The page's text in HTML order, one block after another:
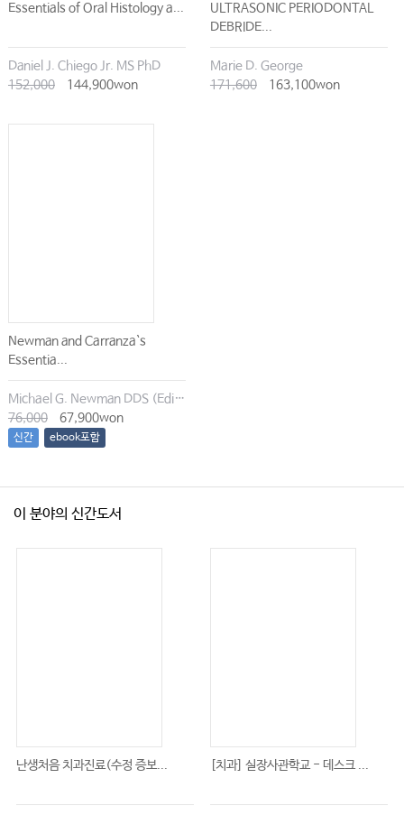
Essentials of Oral Histology a...
Daniel J. Chiego Jr. MS PhD
152,000
144,900won
ULTRASONIC PERIODONTAL
DEBRIDE...
Marie D. George
171,600
163,100won
Newman and Carranza`s
Essentia...
Michael G. Newman DDS (Editor), Irina Dragan (Editor), Satheesh Elangovan BDS DSc DMSc (Editor), Archana K. Karan (Editor)
76,000
67,900won
신간 ebook포함
이 분야의 신간도서
난생처음 치과진료(수정 증보... [치과] 실장사관학교 - 데스크 ...